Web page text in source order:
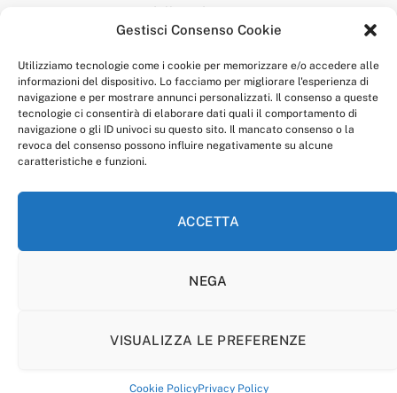
Gestisci Consenso Cookie
Utilizziamo tecnologie come i cookie per memorizzare e/o accedere alle
informazioni del dispositivo. Lo facciamo per migliorare l'esperienza di
navigazione e per mostrare annunci personalizzati. Il consenso a queste
tecnologie ci consentirà di elaborare dati quali il comportamento di
navigazione o gli ID univoci su questo sito. Il mancato consenso o la
revoca del consenso possono influire negativamente su alcune
caratteristiche e funzioni.
ACCETTA
NEGA
VISUALIZZA LE PREFERENZE
Cookie PolicyPrivacy Policy
della redazione.
“Anagnia” è un marchio registrato presso l’Ufficio Italiano
Economico,
num. registrazione: 302017000014044 del 9 febbraio 2017.
Per contatti:redazione@anagnia.com
COOKIE POLICY